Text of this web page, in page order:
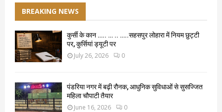
BREAKING NEWS
कुर्सी के कान ….. … .. …..सहसपुर लोहारा में नियम छुट्टी
पर, कुर्सियां ड्यूटी पर
July 26, 2026 0
पंडरिया नगर में बढ़ी रौनक, आधुनिक सुविधाओं से सुसज्जित
महिला चौपाटी तैयार
June 16, 2026 0